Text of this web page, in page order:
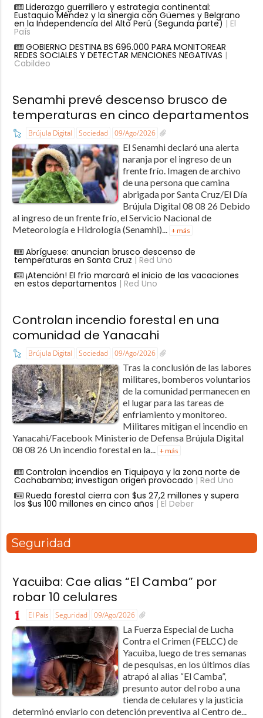
Liderazgo guerrillero y estrategia continental:
Eustaquio Méndez y la sinergia con Güemes y Belgrano
en la Independencia del Alto Perú (Segunda parte) | El
País
GOBIERNO DESTINA BS 696.000 PARA MONITOREAR
REDES SOCIALES Y DETECTAR MENCIONES NEGATIVAS |
Cabildeo
Senamhi prevé descenso brusco de
temperaturas en cinco departamentos
Brújula Digital Sociedad 09/Ago/2026
El Senamhi declaró una alerta
naranja por el ingreso de un
frente frío. Imagen de archivo
de una persona que camina
abrigada por Santa Cruz/El Día
Brújula Digital 08 08 26 Debido
al ingreso de un frente frío, el Servicio Nacional de
Meteorología e Hidrología (Senamhi)...
+ más
Abríguese: anuncian brusco descenso de
temperaturas en Santa Cruz | Red Uno
¡Atención! El frío marcará el inicio de las vacaciones
en estos departamentos | Red Uno
Controlan incendio forestal en una
comunidad de Yanacahi
Brújula Digital Sociedad 09/Ago/2026
Tras la conclusión de las labores
militares, bomberos voluntarios
de la comunidad permanecen en
el lugar para las tareas de
enfriamiento y monitoreo.
Militares mitigan el incendio en
Yanacahi/Facebook Ministerio de Defensa Brújula Digital
08 08 26 Un incendio forestal en la...
+ más
Controlan incendios en Tiquipaya y la zona norte de
Cochabamba; investigan origen provocado | Red Uno
Rueda forestal cierra con $us 27,2 millones y supera
los $us 100 millones en cinco años | El Deber
Seguridad
Yacuiba: Cae alias “El Camba” por
robar 10 celulares
El País Seguridad 09/Ago/2026
La Fuerza Especial de Lucha
Contra el Crimen (FELCC) de
Yacuiba, luego de tres semanas
de pesquisas, en los últimos días
atrapó al alias “El Camba”,
presunto autor del robo a una
tienda de celulares y la justicia
determinó enviarlo con detención preventiva al Centro de...